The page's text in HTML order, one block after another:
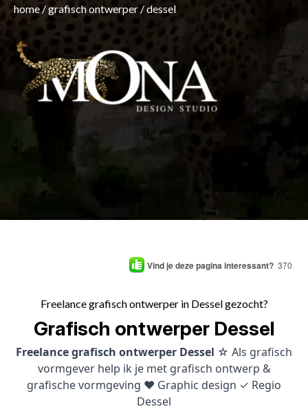
home /grafisch ontwerper /dessel
Vind je deze pagina interessant? 370
Freelance grafisch ontwerper in Dessel gezocht?
Grafisch ontwerper Dessel
Freelance grafisch ontwerper Dessel ☆ Als grafisch
vormgever help ik je met grafisch ontwerp &
grafische vormgeving ♥ Graphic design ✓ Regio
Dessel